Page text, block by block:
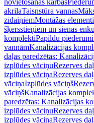
novietošanas kārbas
akrilaTaisnstūra vannas
zīdaiņiemMontāžas elementi
šķērsstieņiem un sienas
komplektiPapildu piederumi
vannāmKanalizācijas
daļas paredzētas:
izplūdes vāciņuRezerves
izplūdes vāciņaRezerves
vāciņaIzplūdes vāciņš
vāciņšKanalizācijas
paredzētas: Kanalizācijas
izplūdes vāciņuRezerves
izplūdes vāciņaRezerves